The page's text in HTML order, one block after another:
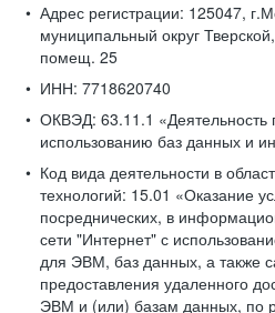
Адрес регистрации: 125047,
муниципальный округ
помещ. 25
ИНН: 7718620740
ОКВЭД: 63.11.1
использованию баз данных и
Код вида деятельности в
технологий: 15.01 «Оказание
посреднических, в
сети "Интернет" с
для ЭВМ, баз данных, а также
предоставления удаленного
ЭВМ и (или) базам данных, по